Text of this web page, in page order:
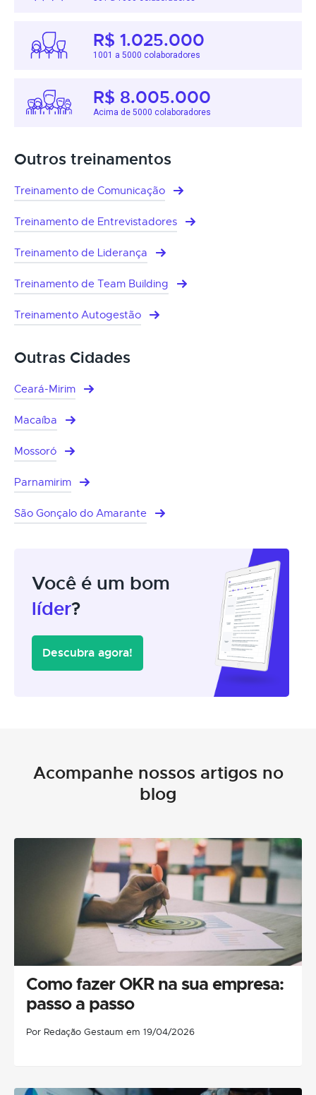
R$ 1.025.000
1001 a 5000 colaboradores
R$ 8.005.000
Acima de 5000 colaboradores
Outros treinamentos
Treinamento de Comunicação
Treinamento de Entrevistadores
Treinamento de Liderança
Treinamento de Team Building
Treinamento Autogestão
Outras Cidades
Ceará-Mirim
Macaíba
Mossoró
Parnamirim
São Gonçalo do Amarante
Você é um bom
líder?
Descubra agora!
Acompanhe nossos artigos no
blog
Como fazer OKR na sua empresa:
passo a passo
Por Redação Gestaum em 19/04/2026